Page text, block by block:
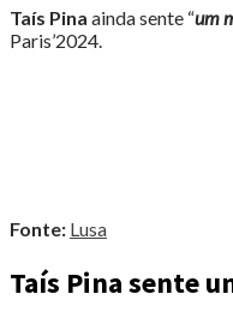
EM
CHOQUE»"
Taís Pina ainda sente “um
Paris’2024.
Fonte: Lusa
Taís Pina sente